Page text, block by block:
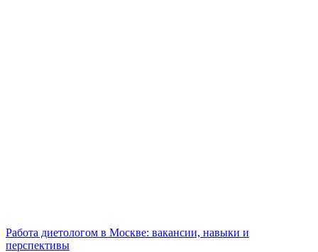
Работа диетологом в Москве: вакансии, навыки и
перспективы